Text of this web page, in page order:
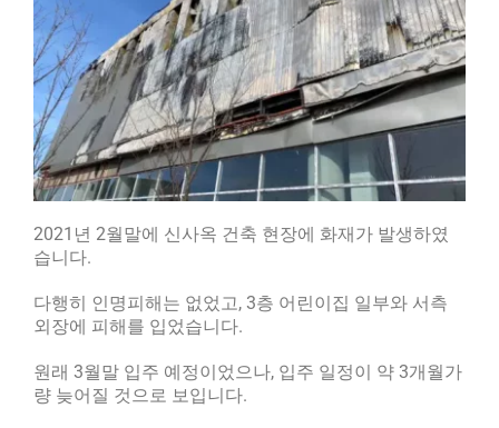
2021년 2월말에 신사옥 건축 현장에 화재가 발생하였
습니다.
다행히 인명피해는 없었고, 3층 어린이집 일부와 서측
외장에 피해를 입었습니다.
원래 3월말 입주 예정이었으나, 입주 일정이 약 3개월가
량 늦어질 것으로 보입니다.